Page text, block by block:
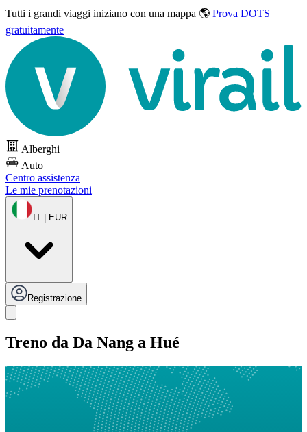
Tutti i grandi viaggi iniziano con una mappa 🌎 Prova DOTS
gratuitamente
Alberghi
Auto
Centro assistenza
Le mie prenotazioni
IT | EUR
Registrazione
Treno da Da Nang a Hué